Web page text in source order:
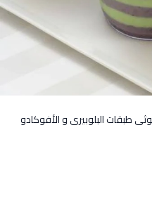
طبقات البلوبيرى و الأفوكادو